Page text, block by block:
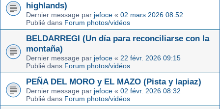
highlands)
Dernier message par jefoce « 02 mars 2026 08:52
Publié dans Forum photos/vidéos
BELDARREGI (Un día para reconciliarse con la
montaña)
Dernier message par jefoce « 22 févr. 2026 09:15
Publié dans Forum photos/vidéos
PEÑA DEL MORO y EL MAZO (Pista y lapiaz)
Dernier message par jefoce « 02 févr. 2026 08:32
Publié dans Forum photos/vidéos